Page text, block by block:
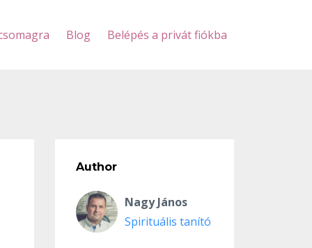
Blog Belépés a privát fiókba
Author
Nagy János
Spirituális tanító